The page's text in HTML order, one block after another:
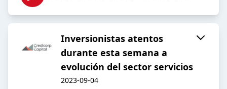
Inversionistas atentos
durante esta semana a
evolución del sector servicios
2023-09-04